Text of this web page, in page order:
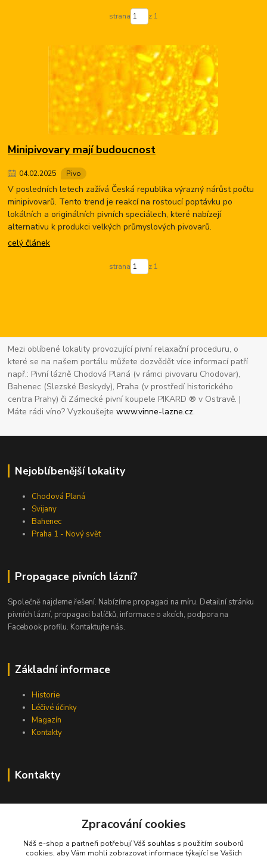
strana z 1
Minipivovary mají budoucnost
04.02.2025 Pivo
V posledních letech zažívá Česká republika výrazný nárůst počtu
minipivovarů. Tento trend je reakcí na rostoucí poptávku po
lokálních a originálních pivních speciálech, které nabízejí
alternativu k produkci velkých průmyslových pivovarů.
celý článek
strana z 1
Mezi oblíbené lokality provozující pivní relaxační proceduru, o
které se na našem portálu můžete dozvědět více informací patří
např.: Pivní lázně Chodová Planá (v rámci pivovaru Chodovar),
Bahenec (Slezské Beskydy), Praha (v prostředí historického
centra Prahy) či Zámecké pivní koupele PIKARD ® v Ostravě. |
Máte rádi víno? Vyzkoušejtewww.vinne-lazne.cz.
Nejoblíbenější lokality
Chodová Planá
Svijany
Bahenec
Praha 1 - Nový svět
Propagace pivních lázní?
Společně najdeme řešení. Nabízíme propagaci na míru. Detailní stránku
pivních lázní, propagaci balíčků, informace o akcích, podpora na
Facebook profilu. Kontaktujte nás.
Základní informace
Historie
Léčivé účinky
Magazín
Kontakty
Kontakty
Zpracování cookies
Náš e-shop a partneři potřebují Váš souhlas s použitím souborů
cookies, aby Vám mohli zobrazovat informace týkající se Vašich